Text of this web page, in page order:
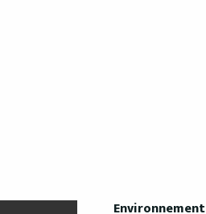
Environnement
Environnement